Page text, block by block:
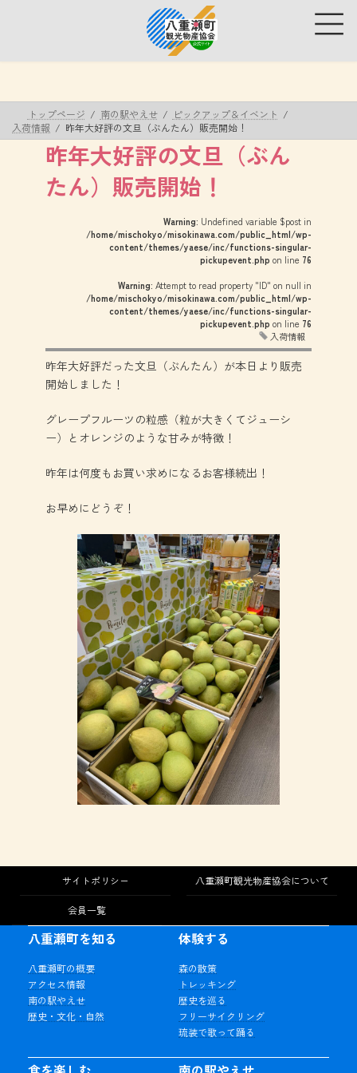
ス
ン
トップページ 南の駅やえせ
ピックアップ＆イベント
入荷情報
昨年大好評の文旦（ぶんたん）販売開始！
昨年大好評の文旦（ぶん
たん）販売開始！
Warning: Undefined variable $post in
/home/mischokyo/misokinawa.com/public_html/wp-
content/themes/yaese/inc/functions-singular-
pickupevent.php on line 76
Warning: Attempt to read property "ID" on null in
/home/mischokyo/misokinawa.com/public_html/wp-
content/themes/yaese/inc/functions-singular-
pickupevent.php on line 76
入荷情報
昨年大好評だった文旦（ぶんたん）が本日より販売
開始しました！
グレープフルーツの粒感（粒が大きくてジューシ
ー）とオレンジのような甘みが特徴！
昨年は何度もお買い求めになるお客様続出！
お早めにどうぞ！
サイトポリシー 八重瀬町観光物産協会について
会員一覧
八重瀬町を知る
八重瀬町の概要
アクセス情報
南の駅やえせ
歴史・文化・自然
体験する
森の散策
トレッキング
歴史を巡る
フリーサイクリング
琉装で歌って踊る